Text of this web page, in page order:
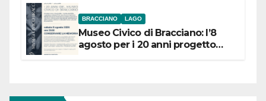
BRACCIANO LAGO
Museo Civico di Bracciano: l’8
agosto per i 20 anni progetto